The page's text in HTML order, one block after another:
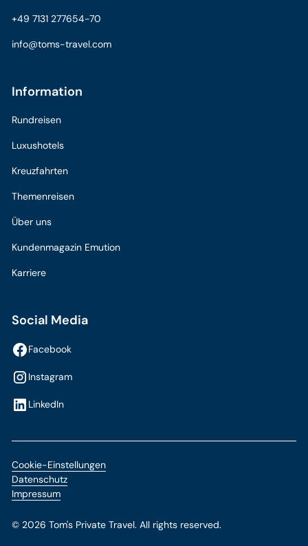
+49 7131 277654-70
info@toms-travel.com
Information
Rundreisen
Luxushotels
Kreuzfahrten
Themenreisen
Über uns
Kundenmagazin Emution
Karriere
Social Media
Facebook
Instagram
LinkedIn
©2026 Tom's Private Travel. All rights reserved.
Cookie-Einstellungen
Datenschutz
Impressum